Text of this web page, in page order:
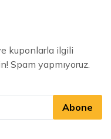
kuponlarla ilgili
Spam yapmıyoruz.
Abone